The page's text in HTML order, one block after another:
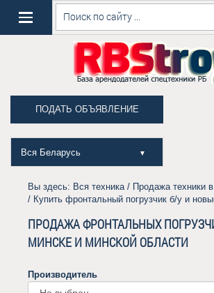
ПОДАТЬ ОБЪЯВЛЕНИЕ
Вся Беларусь ▼
Вы здесь: Вся техника/ Продажа техники
/ Купить фронтальный погрузчик б/у и
ПРОДАЖА ФРОНТАЛЬНЫХ
МИНСКЕ И МИНСКОЙ ОБЛАСТИ
Производитель